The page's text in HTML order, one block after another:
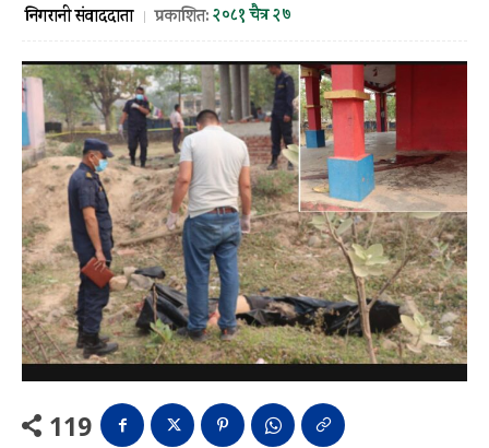
निगरानी संवाददाता प्रकाशित:२०८१ चैत्र २७
119